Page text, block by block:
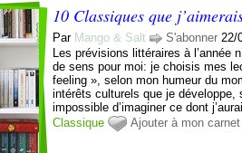
10 Classiques que
Par Mango & Salt S'abonner 22/
Les prévisions littéraires à l’année
de sens pour moi: je choisis mes
feeling », selon mon humeur du
intérêts culturels que je développe,
impossible d’imaginer ce dont
Classique
Ajouter à mon